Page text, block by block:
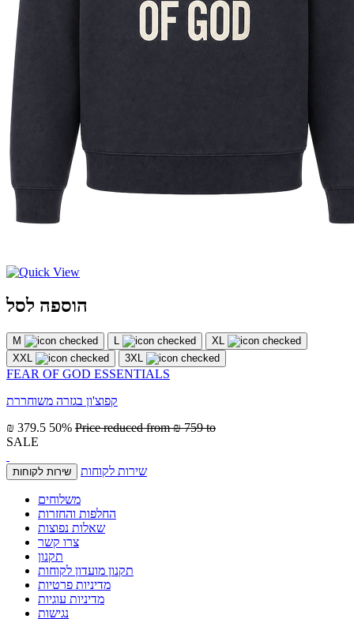
הוספה לסל
M L
XL
XXL
3XL
FEAR OF GOD ESSENTIALS
קפוצ'ון בגזרה משוחררת
₪ 379.5 50% Price reduced from₪ 759 to
SALE
שירות לקוחות שירות לקוחות
משלוחים
החלפות והחזרות
שאלות נפוצות
צרו קשר
תקנון
תקנון מועדון לקוחות
מדיניות פרטיות
מדיניות עוגיות
נגישות